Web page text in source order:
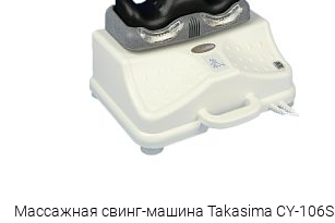
В избранное Недоступно
Массажная свинг-машина Takasima CY-106S